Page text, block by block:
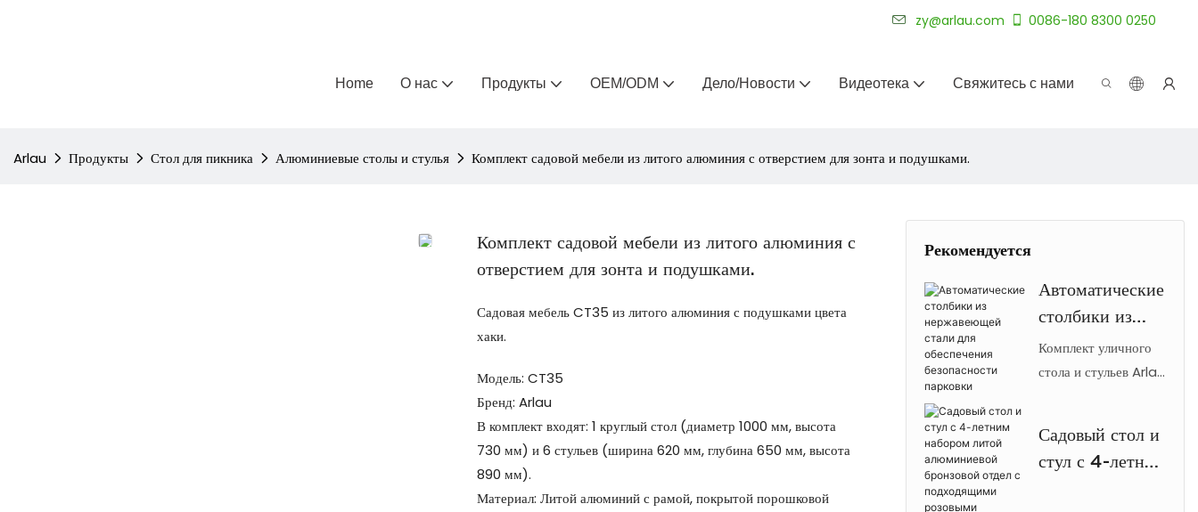
zy@arlau.com 0086-180 8300 0250
Home О нас Продукты OEM/ODM Дело/Новости Видеотека Свяжитесь с нами
Arlau Продукты Стол для пикника Алюминиевые столы и стулья Комплект садовой мебели из литого алюминия с отверстием для зонта и подушками.
Комплект садовой мебели из литого алюминия с
отверстием для зонта и подушками.
Садовая мебель CT35 из литого алюминия с подушками цвета
хаки.
Модель: CT35
Бренд: Arlau
В комплект входят: 1 круглый стол (диаметр 1000 мм, высота
730 мм) и 6 стульев (ширина 620 мм, глубина 650 мм, высота
890 мм).
Материал: Литой алюминий с рамой, покрытой порошковой
Рекомендуется
Автоматические
столбики из
нержавеющей
стали для
парковки
Комплект уличного
стола и стульев Arlau
каркасом с
порошковым
Садовый стол и
стул с 4-летним